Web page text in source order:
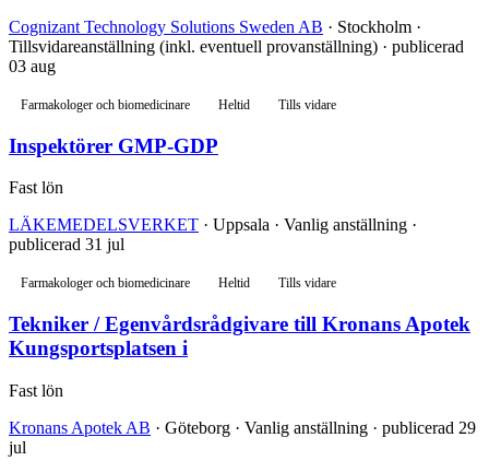
Cognizant Technology Solutions Sweden AB · Stockholm ·
Tillsvidareanställning (inkl. eventuell provanställning) · publicerad
03 aug
Farmakologer och biomedicinare Heltid Tills vidare
Inspektörer GMP-GDP
Fast lön
LÄKEMEDELSVERKET · Uppsala · Vanlig anställning ·
publicerad 31 jul
Farmakologer och biomedicinare Heltid Tills vidare
Tekniker / Egenvårdsrådgivare till Kronans Apotek
Kungsportsplatsen i
Fast lön
Kronans Apotek AB · Göteborg · Vanlig anställning · publicerad 29
jul